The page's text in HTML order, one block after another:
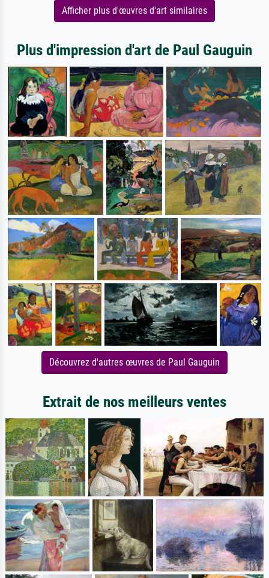
Afficher plus d'œuvres d'art similaires
Plus d'impression d'art de Paul Gauguin
Découvrez d'autres œuvres de Paul Gauguin
Extrait de nos meilleurs ventes